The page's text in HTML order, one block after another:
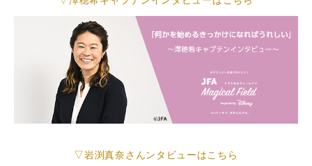
▽岩渕真奈さんンタビューはこちら